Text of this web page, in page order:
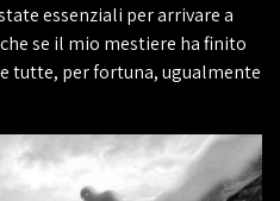
essenziali per arrivare a
se il mio mestiere ha finito
tutte, per fortuna, ugualmente